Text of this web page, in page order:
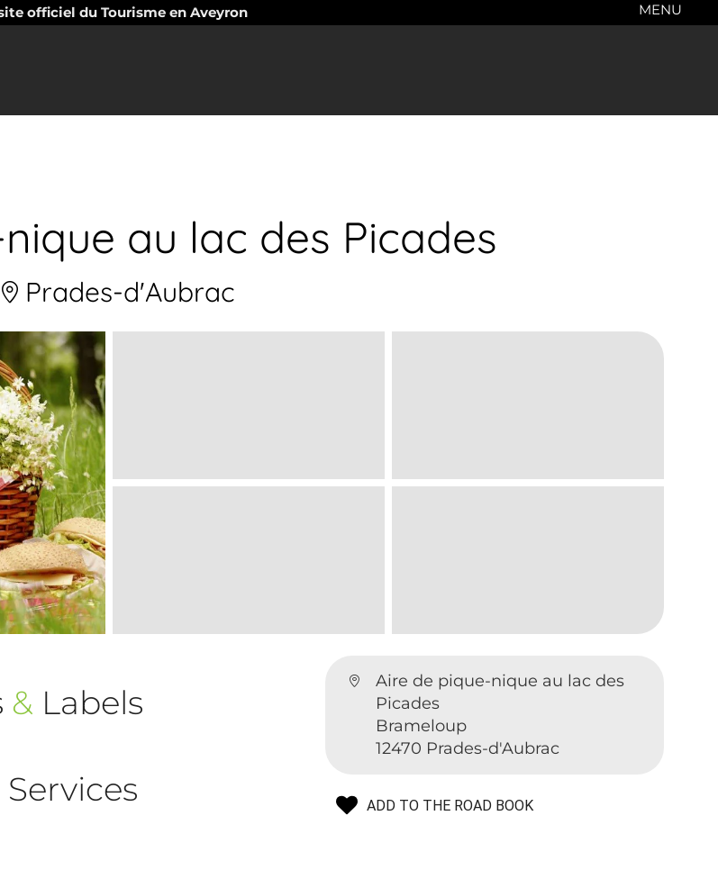
officiel du Tourisme en Aveyron MENU
au lac des Picades
Prades-d'Aubrac
Aire de pique-nique au lac des
Picades
Brameloup
12470 Prades-d'Aubrac
ADD TO THE ROAD BOOK
& Labels
Services